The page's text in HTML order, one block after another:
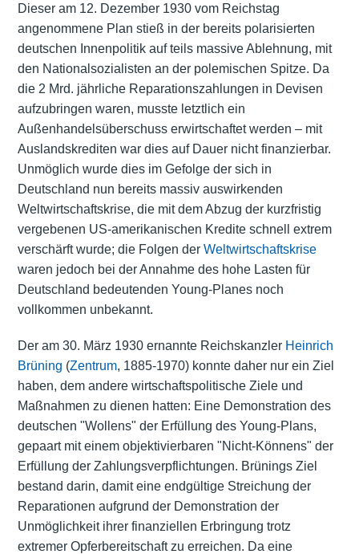
Dieser am 12. Dezember 1930 vom Reichstag
angenommene Plan stieß in der bereits polarisierten
deutschen Innenpolitik auf teils massive Ablehnung, mit
den Nationalsozialisten an der polemischen Spitze. Da
die 2 Mrd. jährliche Reparationszahlungen in Devisen
aufzubringen waren, musste letztlich ein
Außenhandelsüberschuss erwirtschaftet werden – mit
Auslandskrediten war dies auf Dauer nicht finanzierbar.
Unmöglich wurde dies im Gefolge der sich in
Deutschland nun bereits massiv auswirkenden
Weltwirtschaftskrise, die mit dem Abzug der kurzfristig
vergebenen US-amerikanischen Kredite schnell extrem
verschärft wurde; die Folgen der Weltwirtschaftskrise
waren jedoch bei der Annahme des hohe Lasten für
Deutschland bedeutenden Young-Planes noch
vollkommen unbekannt.
Der am 30. März 1930 ernannte Reichskanzler Heinrich
Brüning (Zentrum, 1885-1970) konnte daher nur ein Ziel
haben, dem andere wirtschaftspolitische Ziele und
Maßnahmen zu dienen hatten: Eine Demonstration des
deutschen "Wollens" der Erfüllung des Young-Plans,
gepaart mit einem objektivierbaren "Nicht-Könnens" der
Erfüllung der Zahlungsverpflichtungen. Brünings Ziel
bestand darin, damit eine endgültige Streichung der
Reparationen aufgrund der Demonstration der
Unmöglichkeit ihrer finanziellen Erbringung trotz
extremer Opferbereitschaft zu erreichen. Da eine